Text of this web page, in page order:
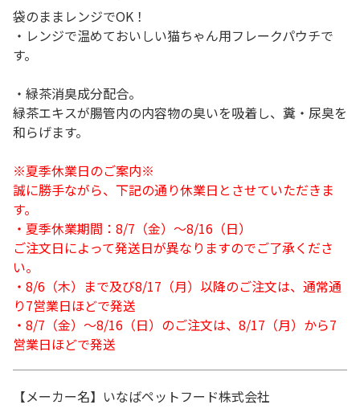
袋のままレンジでOK！
・レンジで温めておいしい猫ちゃん用フレークパウチで
す。
・緑茶消臭成分配合。
緑茶エキスが腸管内の内容物の臭いを吸着し、糞・尿臭を
和らげます。
※夏季休業日のご案内※
誠に勝手ながら、下記の通り休業日とさせていただきま
す。
・夏季休業期間：8/7（金）～8/16（日）
ご注文日によって発送日が異なりますのでご了承くださ
い。
・8/6（木）まで及び8/17（月）以降のご注文は、通常通
り7営業日ほどで発送
・8/7（金）～8/16（日）のご注文は、8/17（月）から7
営業日ほどで発送
【メーカー名】いなばペットフード株式会社